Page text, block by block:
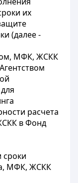
их
(далее -
МФК, ЖСКК
расчета
в Фонд
сроки
МФК, ЖСКК